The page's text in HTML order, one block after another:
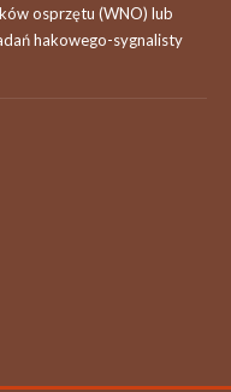
osprzętu (WNO) lub
hakowego-sygnalisty